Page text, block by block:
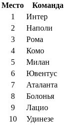
Место Команда
1
Интер
2
Наполи
3
Рома
4
Комо
5
Милан
6
Ювентус
7
Аталанта
8
Болонья
9
Лацио
10
Удинезе